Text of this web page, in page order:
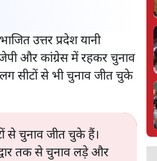
उत्तर प्रदेश यानी
और कांग्रेस में रहकर चुनाव
सीटों से भी चुनाव जीत चुके
से चुनाव जीत चुके हैं।
तक से चुनाव लड़े और